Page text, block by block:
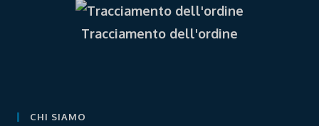
Tracciamento dell'ordine
CHI SIAMO